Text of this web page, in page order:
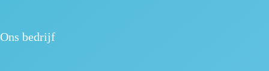
Ons bedrijf